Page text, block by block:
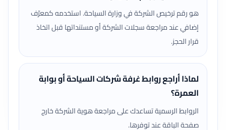
هو رقم ترخيص الشركة في وزارة السياحة. استخدمه كمعرّف
إضافي عند مراجعة سجلات الشركة أو مستنداتها قبل اتخاذ
قرار الحجز.
لماذا أراجع روابط غرفة شركات السياحة أو بوابة
العمرة؟
الروابط الرسمية تساعدك على مراجعة هوية الشركة خارج
صفحة الباقة عند توفرها.